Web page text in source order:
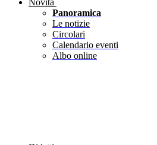
Novità
Panoramica
Le notizie
Circolari
Calendario eventi
Albo online